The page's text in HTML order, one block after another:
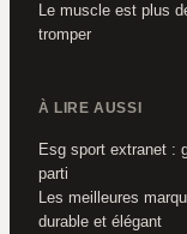
Le muscle est plus
tromper
À LIRE AUSSI
Esg sport extranet :
parti
Les meilleures
durable et élégant